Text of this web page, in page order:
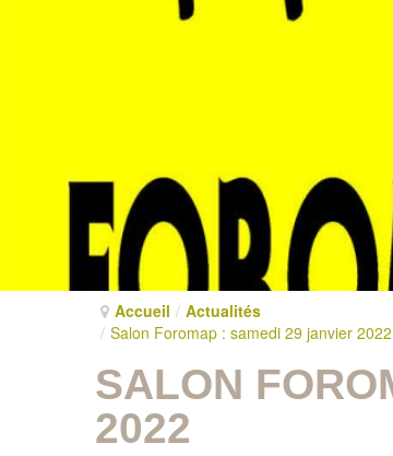
Accueil / Actualités
/ Salon Foromap : samedi 29 janvier 2022
SALON
2022